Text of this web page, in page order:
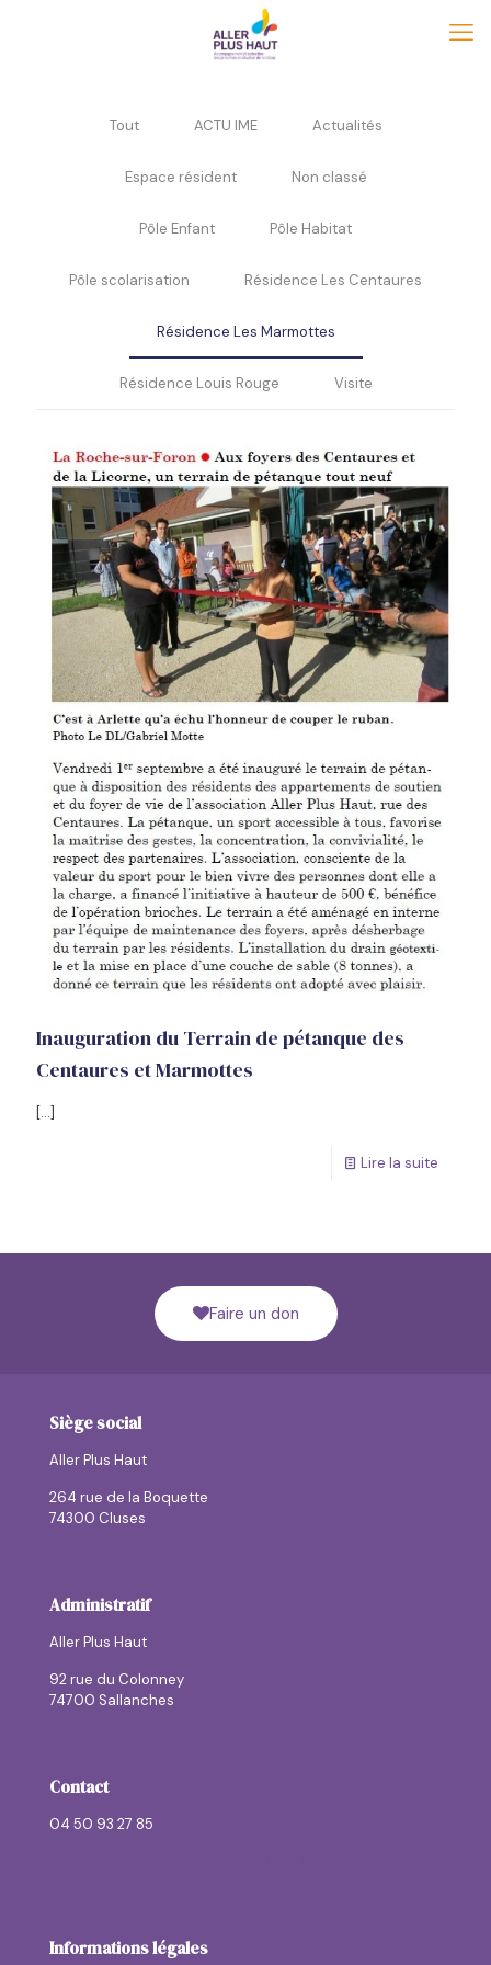
Tout ACTU IME Actualités
Espace résident Non classé
Pôle Enfant Pôle Habitat
Pôle scolarisation Résidence Les Centaures
Résidence Les Marmottes
Résidence Louis Rouge Visite
Inauguration du Terrain de pétanque des
Centaures et Marmottes
[…]
Lire la suite
Faire un don
Siège social
Aller Plus Haut
264 rue de la Boquette
74300 Cluses
Administratif
Aller Plus Haut
92 rue du Colonney
74700 Sallanches
Contact
04 50 93 27 85
Informations légales